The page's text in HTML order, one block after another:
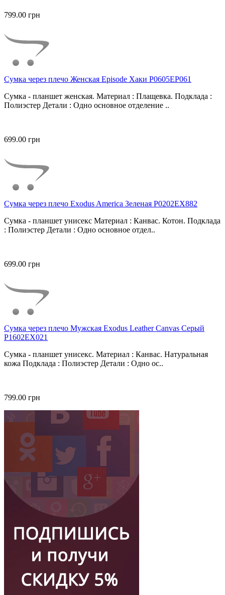
799.00 грн
Сумка через плечо Женская Episode Хаки P0605EP061
Сумка - планшет женская. Материал : Плащевка. Подклада :
Полиэстер Детали : Одно основное отделение ..
699.00 грн
Сумка через плечо Exodus America Зеленая P0202EX882
Сумка - планшет унисекс Материал : Канвас. Котон. Подклада
: Полиэстер Детали : Одно основное отдел..
699.00 грн
Сумка через плечо Мужская Exodus Leather Canvas Серый
P1602EX021
Сумка - планшет унисекс. Материал : Канвас. Натуральная
кожа Подклада : Полиэстер Детали : Одно ос..
799.00 грн